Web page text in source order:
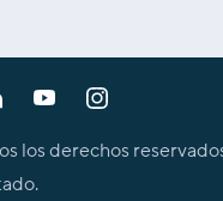
los derechos